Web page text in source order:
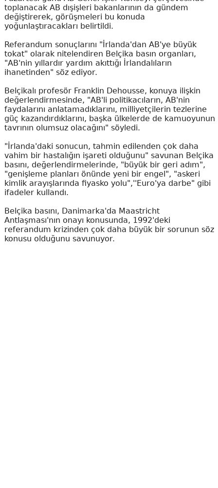
toplanacak AB dışişleri bakanlarının da gündem
değiştirerek, görüşmeleri bu konuda
yoğunlaştıracakları belirtildi.
Referandum sonuçlarını "İrlanda'dan AB'ye büyük
tokat" olarak nitelendiren Belçika basın organları,
"AB'nin yıllardır yardım akıttığı İrlandalıların
ihanetinden" söz ediyor.
Belçikalı profesör Franklin Dehousse, konuya ilişkin
değerlendirmesinde, "AB'li politikacıların, AB'nin
faydalarını anlatamadıklarını, milliyetçilerin tezlerine
güç kazandırdıklarını, başka ülkelerde de kamuoyunun
tavrının olumsuz olacağını" söyledi.
"İrlanda'daki sonucun, tahmin edilenden çok daha
vahim bir hastalığın işareti olduğunu" savunan Belçika
basını, değerlendirmelerinde, "büyük bir geri adım",
"genişleme planları önünde yeni bir engel", "askeri
kimlik arayışlarında fiyasko yolu",''Euro'ya darbe" gibi
ifadeler kullandı.
Belçika basını, Danimarka'da Maastricht
Antlaşması'nın onayı konusunda, 1992'deki
referandum krizinden çok daha büyük bir sorunun söz
konusu olduğunu savunuyor.